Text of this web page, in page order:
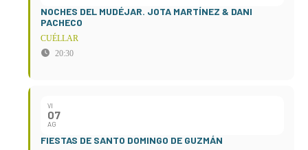
NOCHES DEL MUDÉJAR. JOTA MARTÍNEZ & DANI
PACHECO
CUÉLLAR
20:30
VI
07
AG
FIESTAS DE SANTO DOMINGO DE GUZMÁN